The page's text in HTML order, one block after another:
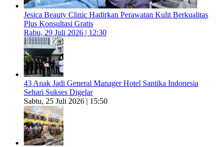
Jesica Beauty Clinic Hadirkan Perawatan Kulit Berkualitas
Plus Konsultasi Gratis
Rabu, 29 Juli 2026 | 12:30
43 Anak Jadi General Manager Hotel Santika Indonesia
Sehari Sukses Digelar
Sabtu, 25 Juli 2026 | 15:50